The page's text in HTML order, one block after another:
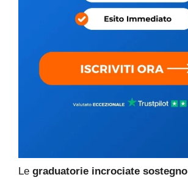
Le graduatorie incrociate sostegno